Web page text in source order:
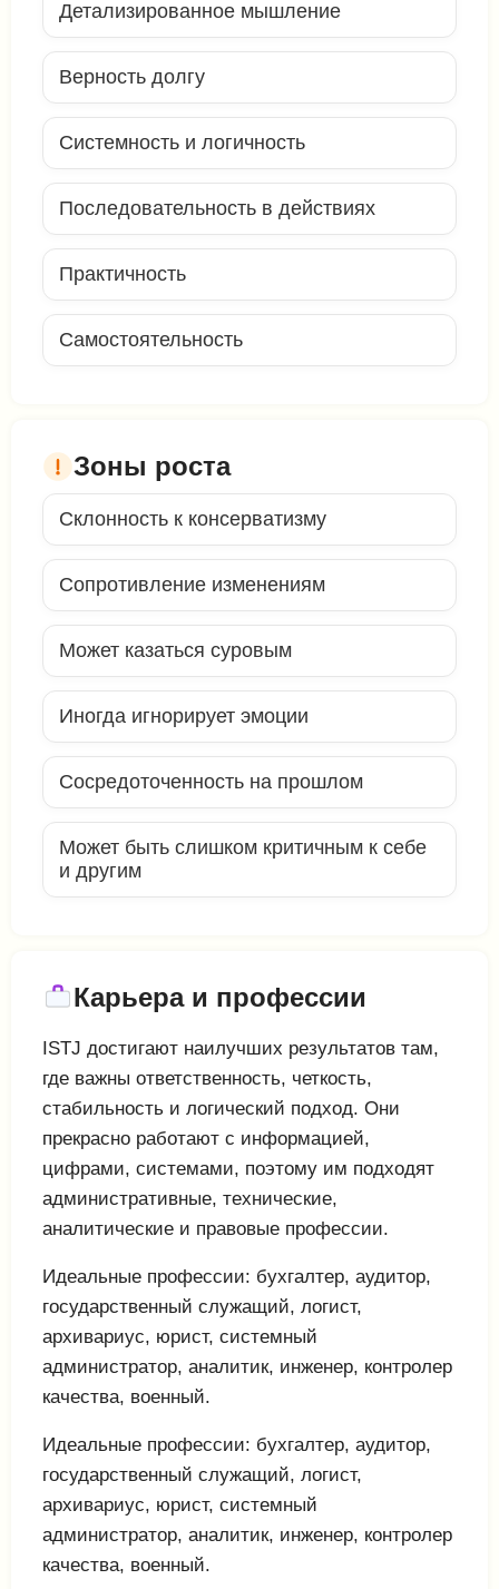
Детализированное мышление
Верность долгу
Системность и логичность
Последовательность в действиях
Практичность
Самостоятельность
Зоны роста
Склонность к консерватизму
Сопротивление изменениям
Может казаться суровым
Иногда игнорирует эмоции
Сосредоточенность на прошлом
Может быть слишком критичным к себе
и другим
Карьера и профессии
ISTJ достигают наилучших результатов там,
где важны ответственность, четкость,
стабильность и логический подход. Они
прекрасно работают с информацией,
цифрами, системами, поэтому им подходят
административные, технические,
аналитические и правовые профессии.
Идеальные профессии: бухгалтер, аудитор,
государственный служащий, логист,
архивариус, юрист, системный
администратор, аналитик, инженер, контролер
качества, военный.
Идеальные профессии: бухгалтер, аудитор,
государственный служащий, логист,
архивариус, юрист, системный
администратор, аналитик, инженер, контролер
качества, военный.